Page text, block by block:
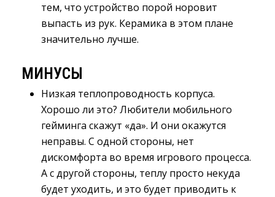
тем, что устройство порой норовит
выпасть из рук. Керамика в этом плане
значительно лучше.
МИНУСЫ
Низкая теплопроводность корпуса.
Хорошо ли это? Любители мобильного
гейминга скажут «да». И они окажутся
неправы. С одной стороны, нет
дискомфорта во время игрового процесса.
А с другой стороны, теплу просто некуда
будет уходить, и это будет приводить к